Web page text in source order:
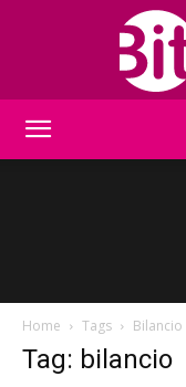
Home Tags Bilancio
Tag: bilancio